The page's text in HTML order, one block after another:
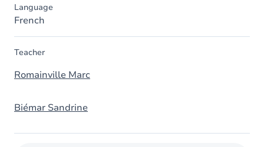
Language
French
Teacher
Romainville Marc
Biémar Sandrine